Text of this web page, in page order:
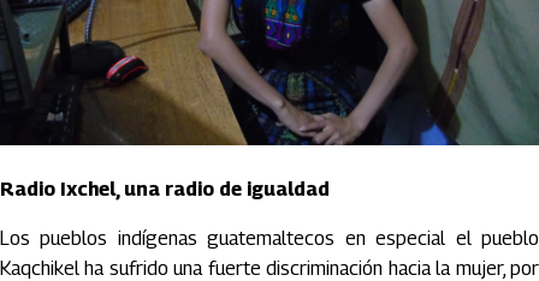
Radio Ixchel, una radio de igualdad
Los pueblos indígenas guatemaltecos en especial el pueblo
Kaqchikel ha sufrido una fuerte discriminación hacia la mujer, por